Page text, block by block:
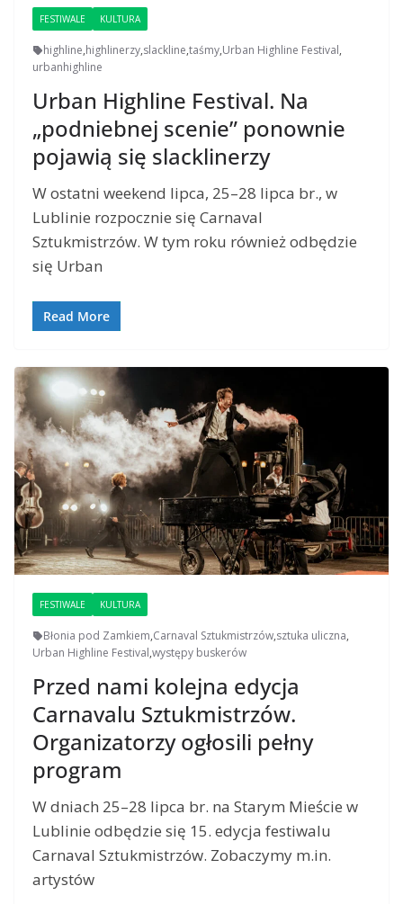
FESTIWALE KULTURA
highline,highlinerzy,slackline,taśmy,Urban Highline Festival,
urbanhighline
Urban Highline Festival. Na
„podniebnej scenie” ponownie
pojawią się slacklinerzy
W ostatni weekend lipca, 25–28 lipca br., w
Lublinie rozpocznie się Carnaval
Sztukmistrzów. W tym roku również odbędzie
się Urban
Read More
FESTIWALE KULTURA
Błonia pod Zamkiem,Carnaval Sztukmistrzów,sztuka uliczna,
Urban Highline Festival,występy buskerów
Przed nami kolejna edycja
Carnavalu Sztukmistrzów.
Organizatorzy ogłosili pełny
program
W dniach 25–28 lipca br. na Starym Mieście w
Lublinie odbędzie się 15. edycja festiwalu
Carnaval Sztukmistrzów. Zobaczymy m.in.
artystów